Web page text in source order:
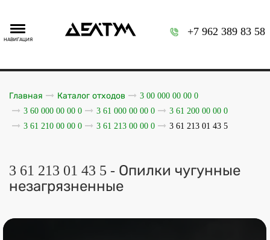
НАВИГАЦИЯ
+7 962 389 83 58
Главная Каталог отходов
3 00 000 00 00 0
3 60 000 00 00 0
3 61 000 00 00 0
3 61 200 00 00 0
3 61 210 00 00 0
3 61 213 00 00 0 3 61 213 01 43 5
3 61 213 01 43 5 - Опилки чугунные
незагрязненные